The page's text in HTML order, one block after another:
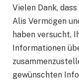
Vielen Dank,
Alis Vermögen
haben versucht,
Informationen
gewünschten